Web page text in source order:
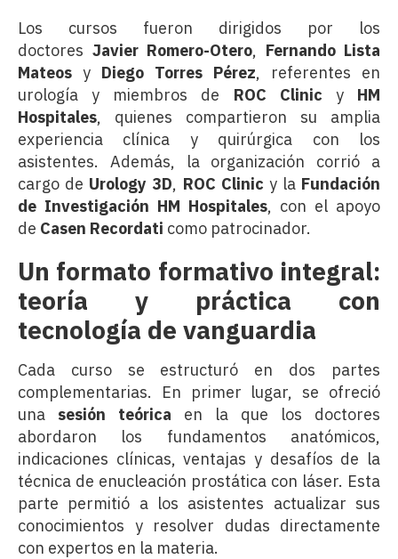
Los cursos fueron dirigidos por los
doctores Javier Romero-Otero, Fernando Lista
Mateos y Diego Torres Pérez, referentes en
urología y miembros de ROC Clinic y HM
Hospitales, quienes compartieron su amplia
experiencia clínica y quirúrgica con los
asistentes. Además, la organización corrió a
cargo de Urology 3D, ROC Clinic y la Fundación
de Investigación HM Hospitales, con el apoyo
de Casen Recordati como patrocinador.
Un formato formativo integral:
teoría y práctica con
tecnología de vanguardia
Cada curso se estructuró en dos partes
complementarias. En primer lugar, se ofreció
una sesión teórica en la que los doctores
abordaron los fundamentos anatómicos,
indicaciones clínicas, ventajas y desafíos de la
técnica de enucleación prostática con láser. Esta
parte permitió a los asistentes actualizar sus
conocimientos y resolver dudas directamente
con expertos en la materia.